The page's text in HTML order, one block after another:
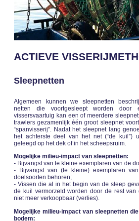
ACTIEVE
Sleepnetten
Algemeen kunnen we sleepnetten
netten die voortgesleept worden door
vissersvaartuig kan een of meerdere
trawlers gezamenlijk één groot sleepnet
“spanvisserij”. Nadat het sleepnet lang
het achterste deel van het net (“de kuil”)
geleegd op het dek of in het scheepsruim.
Mogelijke milieu-impact van sleepnetten:
- Bijvangst van te kleine exemplaren van de
- Bijvangst van (te kleine) exemplaren
doelsoorten behoren;
- Vissen die al in het begin van de sleep
de kuil vermorzeld worden door de rest van
niet meer verkoopbaar (verlies).
Mogelijke milieu-impact van sleepnetten
bodem: